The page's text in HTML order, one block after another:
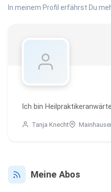
In meinem Profil erfährst Du
Ich bin
Tanja Knecht
Meine Abos